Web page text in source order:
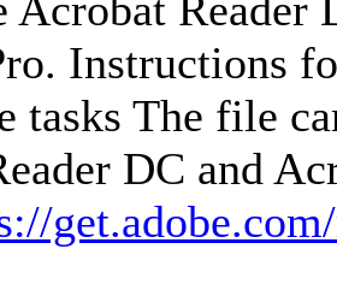
Instructions
tasks The file
DC and